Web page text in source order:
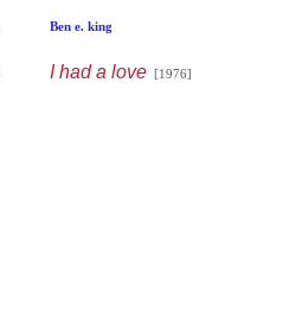
Ben e. king
I had a love[1976]